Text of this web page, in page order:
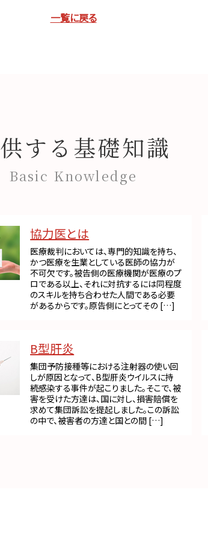
一覧に戻る
提供する基礎知識
Basic Knowledge
協力医とは
医療裁判においては、専門的知識を持ち、
かつ医療を生業としている医師の協力が
不可欠です。被告側の医療機関が医療のプ
ロである以上、それに対抗するには同程度
のスキルを持ち合わせた人間である必要
があるからです。原告側にとってその […]
B型肝炎
集団予防接種等における注射器の使い回
しが原因となって、B型肝炎ウイルスに持
続感染する事件が起こりました。そこで、被
害を受けた方達は、国に対し、損害賠償を
求めて集団訴訟を提起しました。この訴訟
の中で、被害者の方達と国との間 […]